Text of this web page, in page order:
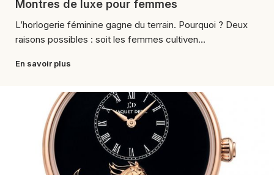
Montres de luxe pour femmes
L’horlogerie féminine gagne du terrain. Pourquoi ? Deux
raisons possibles : soit les femmes cultiven...
En savoir plus